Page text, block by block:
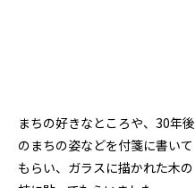
まちの好きなところや、30年後
のまちの姿などを付箋に書いて
もらい、ガラスに描かれた木の